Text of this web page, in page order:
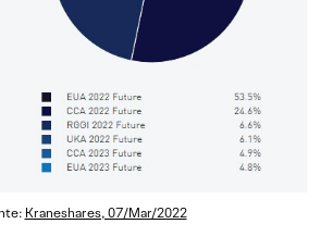
Kraneshares, 07/Mar/2022